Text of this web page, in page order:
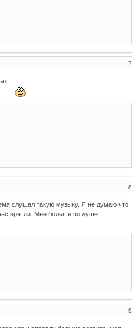
7
8
слушал такую музыку. Я не думаю что
врятли. Мне больше по душе
9